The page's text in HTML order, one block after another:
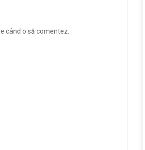
când o să comentez.